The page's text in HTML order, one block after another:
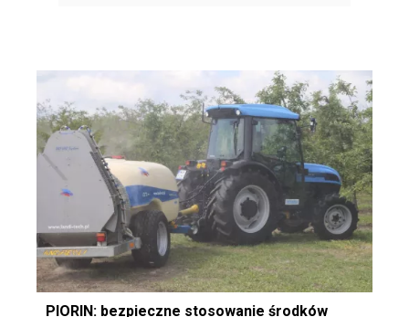
PIORIN: bezpieczne stosowanie środków